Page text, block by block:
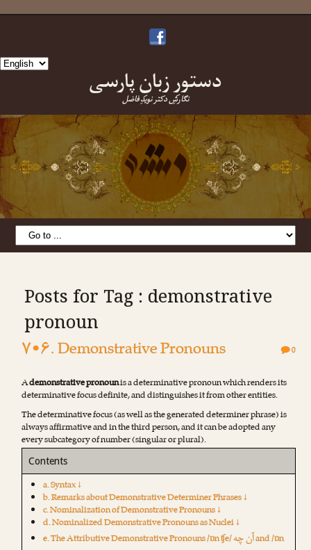
Choose
دستورِ زبانِ پارسی
نگارشِ دکتر نویدِ فاضل
Posts for Tag : demonstrative
pronoun
۷•۶. Demonstrative Pronouns 0
Ademonstrative pronounis a determinative pronoun which renders its
determinative focus definite, and distinguishes it from other entities.
The determinative focus (as well as the generated determiner phrase) is
always affirmative and in the third person, and it can be adopted any
every subcategory of number (singular or plural).
Contents
a. Syntax ↓
b. Remarks about Demonstrative Determiner Phrases ↓
c. Nominalization of Demonstrative Pronouns ↓
d. Nominalized Demonstrative Pronouns as Nuclei ↓
e. The Attributive Demonstrative Pronouns /ɒn ʧe/آن چهand /ɒn